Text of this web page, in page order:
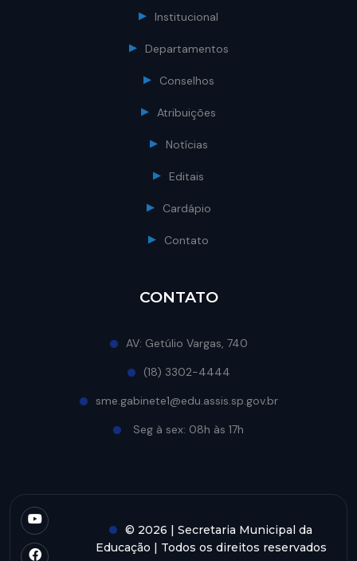
Institucional
Departamentos
Conselhos
Atribuições
Notícias
Editais
Cardápio
Contato
CONTATO
AV: Getúlio Vargas, 740
(18) 3302-4444
sme.gabinete1@edu.assis.sp.gov.br
Seg à sex: 08h às 17h
© 2026 | Secretaria Municipal da
Educação | Todos os direitos reservados